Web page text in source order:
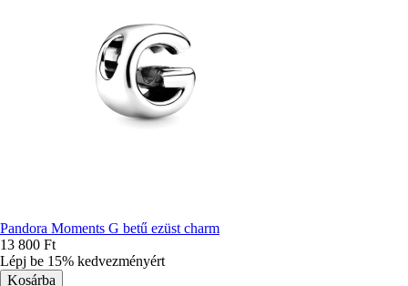
Pandora Moments G betű ezüst charm
13 800 Ft
Lépj be 15% kedvezményért